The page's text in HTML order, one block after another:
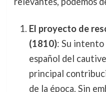
El proyecto de
(1810): Su intento
español del
principal
de la época. Sin